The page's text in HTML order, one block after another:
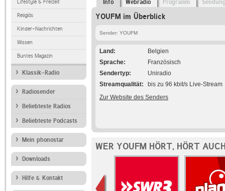
Lifestyle & Freizeit
Religiös
Kinder-Nachrichten
Wissen
Buntes Magazin
Klassik-Radio
Radiosender
Beliebteste Radios
Beliebteste Podcasts
Mein phonostar
Downloads
Hilfe & Kontakt
Info Webradio Programm
YOUFM im Überblick
Sender: YOUFM
Land
Belgien
Sprache
Französisch
Sendertyp
Uniradio
Streamqualität
bis zu 96 kbit/s Live-Stream
Zur Website des Senders
WER YOUFM HÖRT, HÖRT